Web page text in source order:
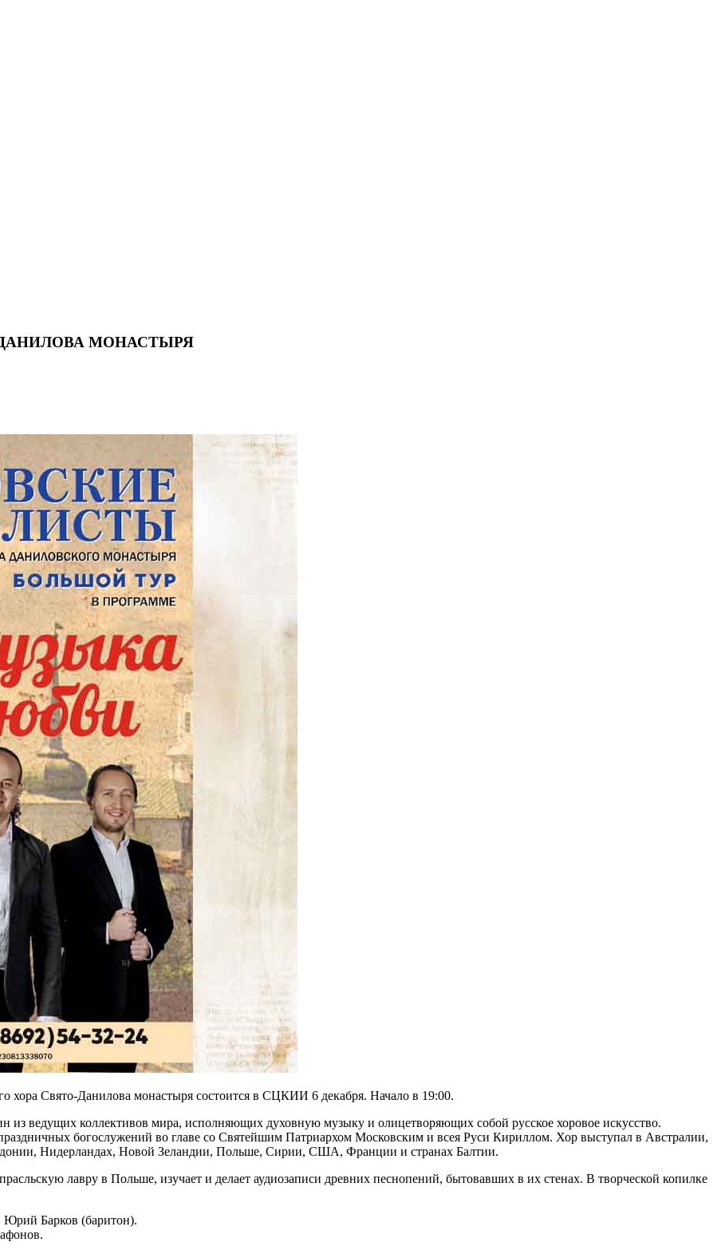
МОНАСТЫРЯ
хора Свято-Данилова монастыря состоится в СЦКИИ 6 декабря. Начало в 19:00.
ведущих коллективов мира, исполняющих духовную музыку и олицетворяющих собой русское хоровое искусство.
богослужений во главе со Святейшим Патриархом Московским и всея Руси Кириллом. Хор выступал в Австралии,
Нидерландах, Новой Зеландии, Польше, Сирии, США, Франции и странах Балтии.
лавру в Польше, изучает и делает аудиозаписи древних песнопений, бытовавших в их стенах. В творческой копилке
Юрий Барков (баритон).